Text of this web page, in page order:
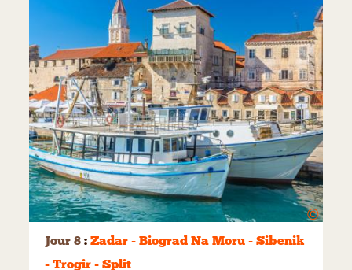
©
Jour 8 : Zadar - Biograd Na Moru - Sibenik
- Trogir - Split